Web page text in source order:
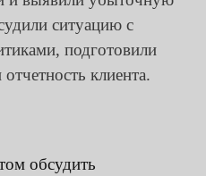
ситуацию с
подготовили
клиента.
обсудить